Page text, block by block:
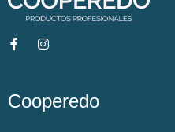
Cooperedo